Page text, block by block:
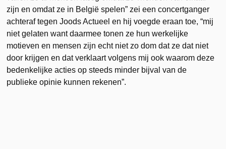
zijn en omdat ze in België spelen” zei een concertganger
achteraf tegen Joods Actueel en hij voegde eraan toe, “mij
niet gelaten want daarmee tonen ze hun werkelijke
motieven en mensen zijn echt niet zo dom dat ze dat niet
door krijgen en dat verklaart volgens mij ook waarom deze
bedenkelijke acties op steeds minder bijval van de
publieke opinie kunnen rekenen”.